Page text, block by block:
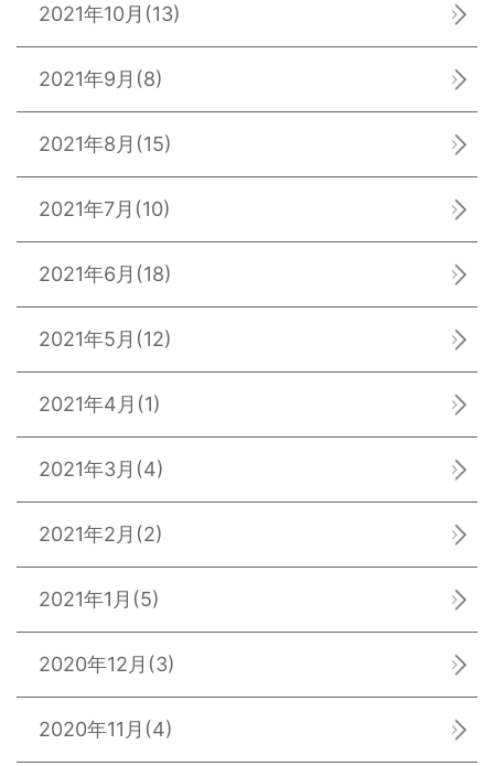
2021年10月 (13)
2021年9月 (8)
2021年8月 (15)
2021年7月 (10)
2021年6月 (18)
2021年5月 (12)
2021年4月 (1)
2021年3月 (4)
2021年2月 (2)
2021年1月 (5)
2020年12月 (3)
2020年11月 (4)